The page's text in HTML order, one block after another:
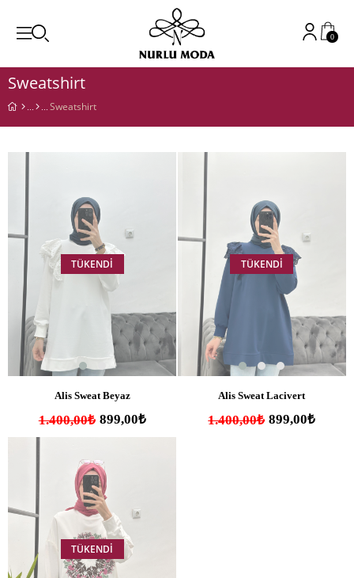
0
Sweatshirt
Sweatshirt
TÜKENDI
Alis Sweat Beyaz
899,00₺
1.400,00₺
TÜKENDI
Alis Sweat Lacivert
899,00₺
1.400,00₺
TÜKENDI